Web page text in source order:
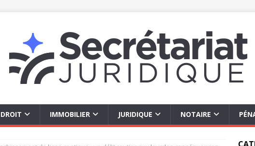
DROIT IMMOBILIER JURIDIQUE NOTAIRE